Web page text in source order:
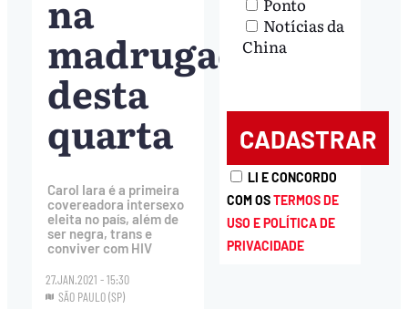
na
madrugada
desta
quarta
Carol Iara é a primeira
covereadora intersexo
eleita no país, além de
ser negra, trans e
conviver com HIV
27.JAN.2021 - 15:30
SÃO PAULO (SP)
Notícias da
China
LI E CONCORDO
COM OSTERMOS DE
USO E POLÍTICA DE
PRIVACIDADE